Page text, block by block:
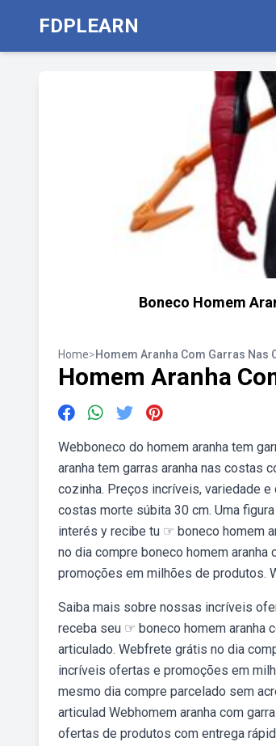
FDPLEARN
Boneco Homem
Home>Homem Aranha Com Garras Nas
Homem Aranha
Webboneco do homem aranha tem
aranha tem garras aranha nas costas
cozinha. Preços incríveis, variedade e
costas morte súbita 30 cm. Uma
interés y recibe tu ☞ boneco homem
no dia compre boneco homem
promoções em milhões de produtos.
Saiba mais sobre nossas incríveis
receba seu ☞ boneco homem aranha
articulado. Webfrete grátis no dia
incríveis ofertas e promoções em
mesmo dia compre parcelado sem
articulad Webhomem aranha com
ofertas de produtos com entrega